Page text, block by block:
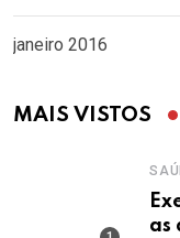
janeiro 2016
MAIS VISTOS
as